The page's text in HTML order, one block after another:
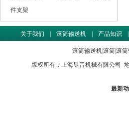
件支架
关于我们 滚筒输送机 产品知识
滚筒输送机|滚筒|滚
版权所有： 上海昱音机械有限公司
最新